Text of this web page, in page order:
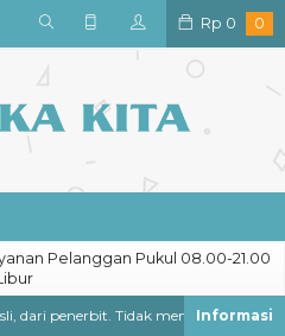
Rp 0 0
Pelanggan Pukul 08.00-21.00
penerbit. Tidak menjual buku